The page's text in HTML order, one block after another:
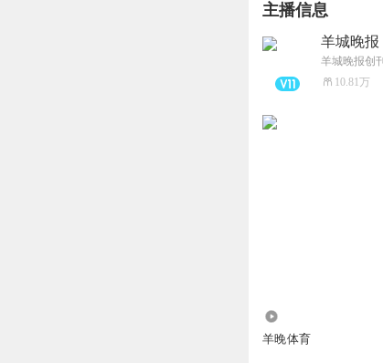
主播信息
羊城晚报
10.81万
羊晚体育